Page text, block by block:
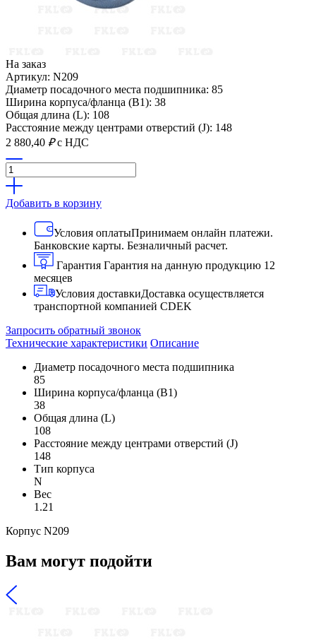
На заказ
Артикул: N209
Диаметр посадочного места подшипника: 85
Ширина корпуса/фланца (B1): 38
Общая длина (L): 108
Расстояние между центрами отверстий (J): 148
2 880,40 ₽ с НДС
Добавить в корзину
Условия оплатыПринимаем онлайн платежи.
Банковские карты. Безналичный расчет.
Гарантия Гарантия на данную продукцию 12
месяцев
Условия доставкиДоставка осуществляется
транспортной компанией CDEK
Запросить обратный звонок
Технические характеристики Описание
Диаметр посадочного места подшипника
85
Ширина корпуса/фланца (B1)
38
Общая длина (L)
108
Расстояние между центрами отверстий (J)
148
Тип корпуса
N
Вес
1.21
Корпус N209
Вам могут подойти